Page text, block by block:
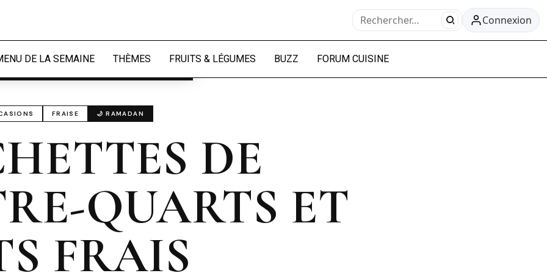
et mesurer l'audience. Connexion
DE LA SEMAINE THÈMES FRUITS & LÉGUMES BUZZ FORUM CUISINE
FRAISE 🌙 RAMADAN
DE
QUARTS ET
FRAIS